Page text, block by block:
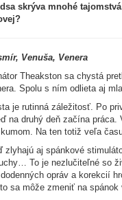
skrýva mnohé
Venuša, Venera
Theakston sa chystá
Spolu s ním odlieta aj
je rutinná záležitosť. Po
na druhý deň začína
Na ten totiž veľa
zlyhajú aj spánkové
To je nezlučiteľné so
opráv a korekcií
sa môže zmeniť na